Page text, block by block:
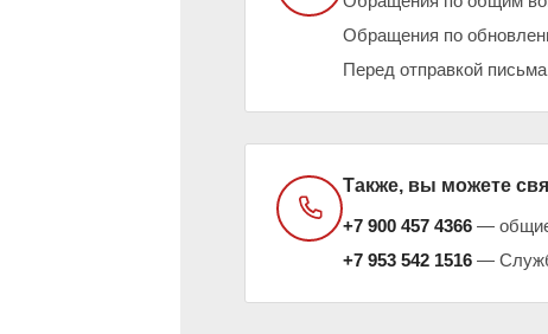
Обращения по
Перед отправкой
Также, вы можете
+7 900 457 4366— общие
+7 953 542 1516—